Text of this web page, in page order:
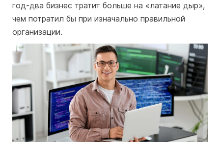
год-два бизнес тратит больше на «латание дыр»,
чем потратил бы при изначально правильной
организации.